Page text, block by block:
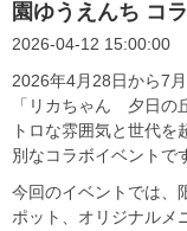
園ゆうえんち コ
2026-04-12 15:00:00
2026年4月28日から7
「リカちゃん 夕日の
トロな雰囲気と世代
別なコラボイベントで
今回のイベントでは、
ポット、オリジナルメ